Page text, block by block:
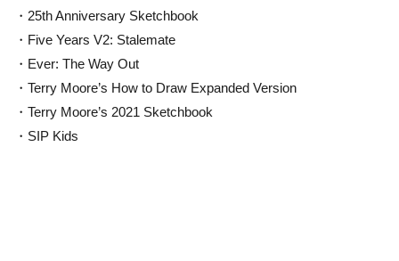
・25th Anniversary Sketchbook
・Five Years V2: Stalemate
・Ever: The Way Out
・Terry Moore’s How to Draw Expanded Version
・Terry Moore’s 2021 Sketchbook
・SIP Kids